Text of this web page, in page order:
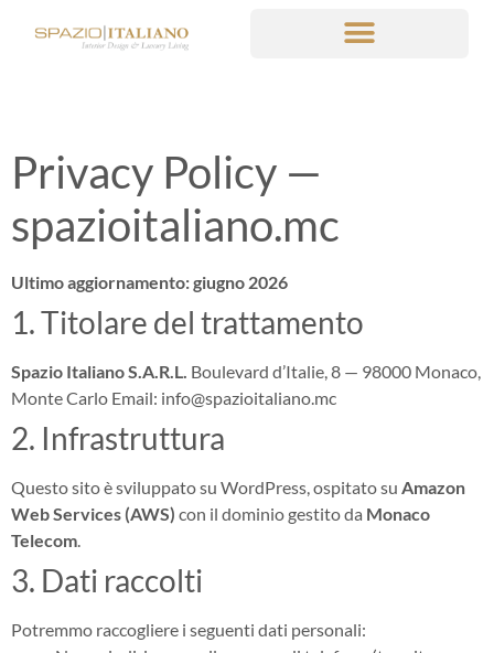
Privacy Policy —
spazioitaliano.mc
Ultimo aggiornamento: giugno 2026
1. Titolare del trattamento
Spazio Italiano S.A.R.L. Boulevard d’Italie, 8 — 98000 Monaco,
Monte Carlo Email: info@spazioitaliano.mc
2. Infrastruttura
Questo sito è sviluppato su WordPress, ospitato su Amazon
Web Services (AWS) con il dominio gestito da Monaco
Telecom.
3. Dati raccolti
Potremmo raccogliere i seguenti dati personali: